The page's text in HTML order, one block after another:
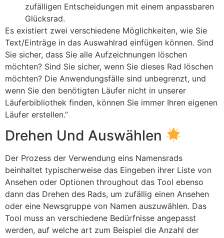
zufälligen Entscheidungen mit einem anpassbaren
Glücksrad.
Es existiert zwei verschiedene Möglichkeiten, wie Sie
Text/Einträge in das Auswahlrad einfügen können. Sind
Sie sicher, dass Sie alle Aufzeichnungen löschen
möchten? Sind Sie sicher, wenn Sie dieses Rad löschen
möchten? Die Anwendungsfälle sind unbegrenzt, und
wenn Sie den benötigten Läufer nicht in unserer
Läuferbibliothek finden, können Sie immer Ihren eigenen
Läufer erstellen.”
Drehen Und Auswählen
Der Prozess der Verwendung eins Namensrads
beinhaltet typischerweise das Eingeben ihrer Liste von
Ansehen oder Optionen throughout das Tool ebenso
dann das Drehen des Rads, um zufällig einen Ansehen
oder eine Newsgruppe von Namen auszuwählen. Das
Tool muss an verschiedene Bedürfnisse angepasst
werden, auf welche art zum Beispiel die Anzahl der